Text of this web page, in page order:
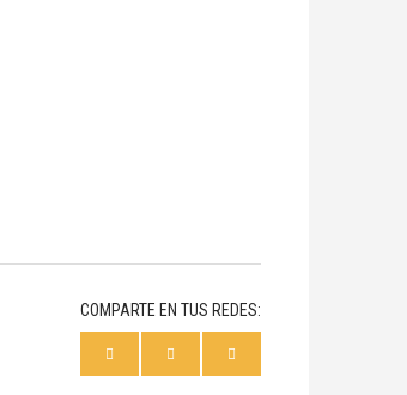
COMPARTE EN TUS REDES: